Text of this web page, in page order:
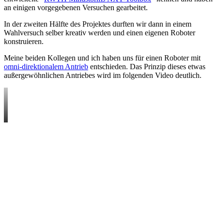
an einigen vorgegebenen Versuchen gearbeitet.
In der zweiten Hälfte des Projektes durften wir dann in einem
Wahlversuch selber kreativ werden und einen eigenen Roboter
konstruieren.
Meine beiden Kollegen und ich haben uns für einen Roboter mit
omni-direktionalem Antrieb entschieden. Das Prinzip dieses etwas
außergewöhnlichen Antriebes wird im folgenden Video deutlich.